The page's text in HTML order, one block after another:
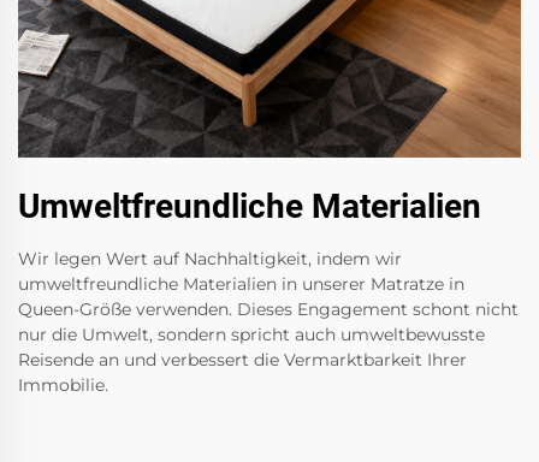
Umweltfreundliche Materialien
Wir legen Wert auf Nachhaltigkeit, indem wir
umweltfreundliche Materialien in unserer Matratze in
Queen-Größe verwenden. Dieses Engagement schont nicht
nur die Umwelt, sondern spricht auch umweltbewusste
Reisende an und verbessert die Vermarktbarkeit Ihrer
Immobilie.